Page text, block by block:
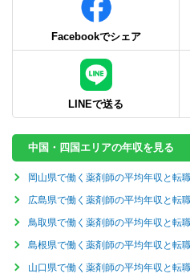
Facebookでシェア
LINEで送る
中国・四国エリアの年収を見る
岡山県で働く薬剤師の平均年収と転
広島県で働く薬剤師の平均年収と転
鳥取県で働く薬剤師の平均年収と転
島根県で働く薬剤師の平均年収と転
山口県で働く薬剤師の平均年収と転